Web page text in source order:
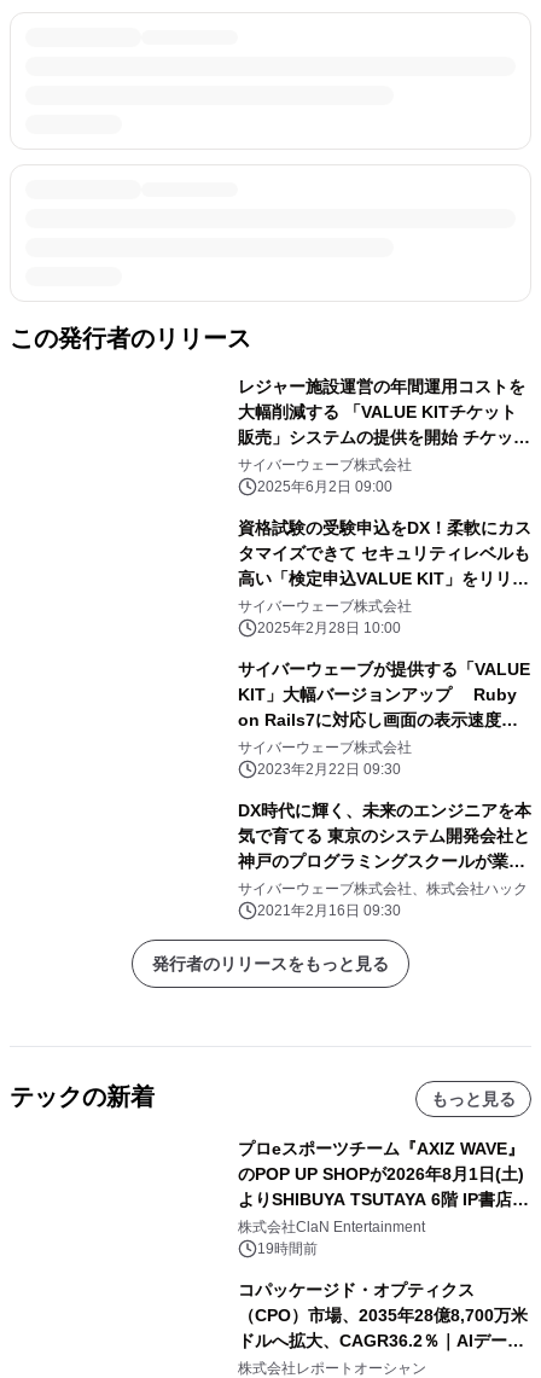
この発行者のリリース
レジャー施設運営の年間運用コストを
大幅削減する 「VALUE KITチケット
販売」システムの提供を開始 チケット
販売コストを2,475万円削減(※1)！
サイバーウェーブ株式会社
2025年6月2日 09:00
資格試験の受験申込をDX！柔軟にカス
タマイズできて セキュリティレベルも
高い「検定申込VALUE KIT」をリリー
ス
サイバーウェーブ株式会社
2025年2月28日 10:00
サイバーウェーブが提供する「VALUE
KIT」大幅バージョンアップ Ruby
on Rails7に対応し画面の表示速度が
向上
サイバーウェーブ株式会社
2023年2月22日 09:30
DX時代に輝く、未来のエンジニアを本
気で育てる 東京のシステム開発会社と
神戸のプログラミングスクールが業務
提携 中学生・高校生向けの長期実践
インターンシップ制度を開始
サイバーウェーブ株式会社、株式会社ハック
2021年2月16日 09:30
発行者のリリースをもっと見る
テックの新着 もっと見る
プロeスポーツチーム『AXIZ WAVE』
のPOP UP SHOPが2026年8月1日(土)
よりSHIBUYA TSUTAYA 6階 IP書店で
開催決定！！
株式会社ClaN Entertainment
19時間前
コパッケージド・オプティクス
（CPO）市場、2035年28億8,700万米
ドルへ拡大、CAGR36.2％｜AIデータ
センター・高速光通信需要が成長を加
株式会社レポートオーシャン